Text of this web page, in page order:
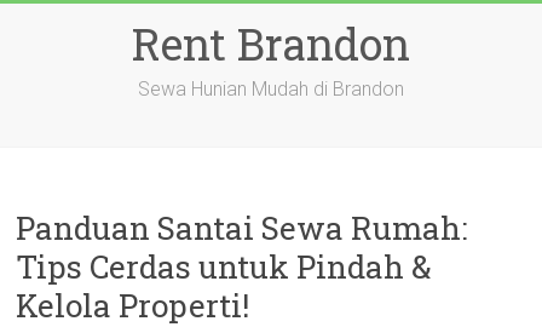
Rent Brandon
Sewa Hunian Mudah di Brandon
Panduan Santai Sewa Rumah:
Tips Cerdas untuk Pindah &
Kelola Properti!